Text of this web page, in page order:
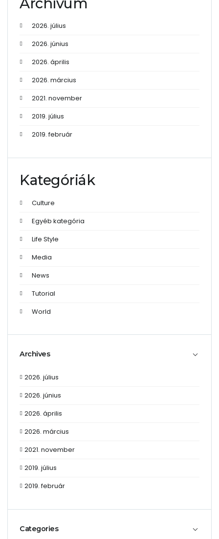
2026. július
2026. június
2026. április
2026. március
2021. november
2019. július
2019. február
Kategóriák
Culture
Egyéb kategória
Life Style
Media
News
Tutorial
World
Archives
2026. július
2026. június
2026. április
2026. március
2021. november
2019. július
2019. február
Categories